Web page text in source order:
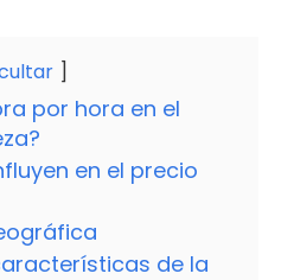
por hora en el
en el precio
de la